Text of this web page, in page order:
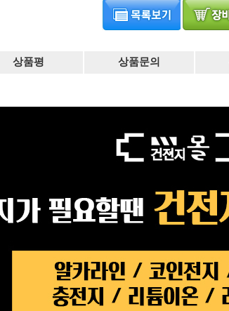
상품평 상품문의